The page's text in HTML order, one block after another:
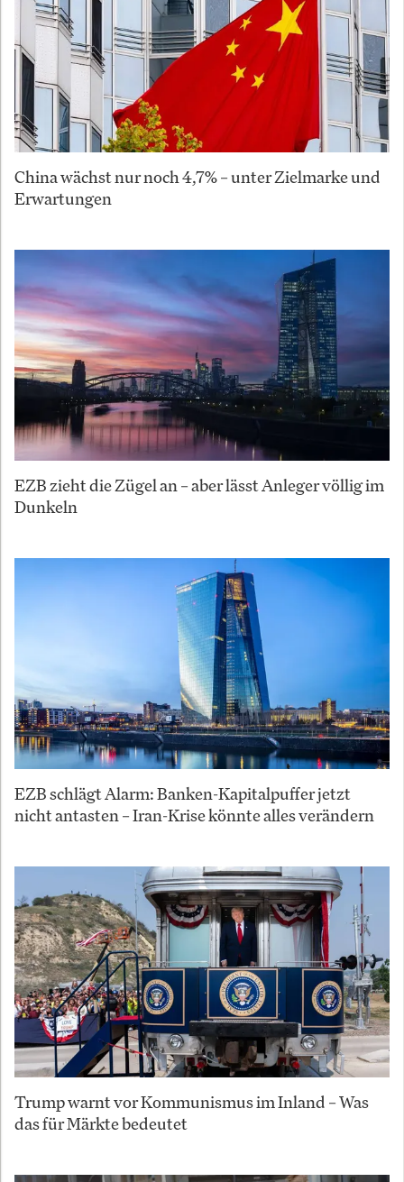
China wächst nur noch 4,7% – unter Zielmarke und
Erwartungen
EZB zieht die Zügel an – aber lässt Anleger völlig im
Dunkeln
EZB schlägt Alarm: Banken-Kapitalpuffer jetzt
nicht antasten – Iran-Krise könnte alles verändern
Trump warnt vor Kommunismus im Inland – Was
das für Märkte bedeutet